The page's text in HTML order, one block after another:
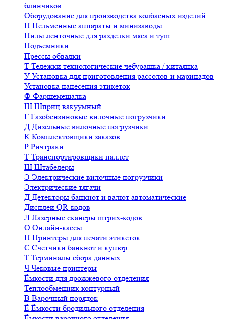
блинчиков
Оборудование для производства колбасных изделий
П Пельменные аппараты и минизаводы
Пилы ленточные для разделки мяса и туш
Подъемники
Прессы обвалки
Т Тележки технологические чебурашка / китаянка
У Установка для приготовления рассолов и маринадов
Установка нанесения этикеток
Ф Фаршемешалка
Ш Шприц вакуумный
Г Газобензиновые вилочные погрузчики
Д Дизельные вилочные погрузчики
К Комплектовщики заказов
Р Ричтраки
Т Транспортировщики паллет
Ш Штабелеры
Э Электрические вилочные погрузчики
Электрические тягачи
Д Детекторы банкнот и валют автоматические
Дисплеи QR-кодов
Л Лазерные сканеры штрих-кодов
О Онлайн-кассы
П Принтеры для печати этикеток
С Счетчики банкнот и купюр
Т Терминалы сбора данных
ЧЧековые принтеры
Ёмкости для дрожжевого отделения
Теплообменник контурный
В Варочный порядок
Ё Ёмкости бродильного отделения